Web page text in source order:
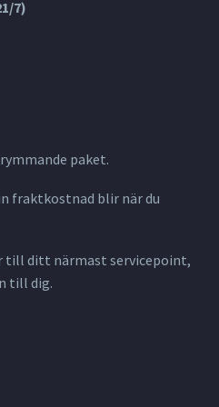
7)
paket.
fraktkostnad blir när du
till ditt närmast servicepoint,
till dig.